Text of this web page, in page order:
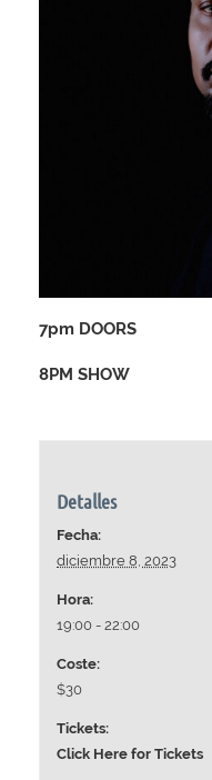
7pm DOORS
8PM SHOW
Detalles
Fecha:
diciembre 8, 2023
Hora:
19:00 - 22:00
Coste:
$30
Tickets:
Click Here for Tickets